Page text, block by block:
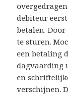
debiteur
betalen.
te sturen.
een betaling
dagvaarding
en
verschijnen.